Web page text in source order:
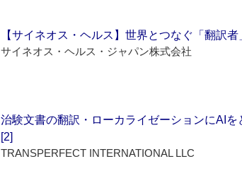
【サイネオス・ヘルス】世界とつなぐ「翻訳
サイネオス・ヘルス・ジャパン株式会社
治験文書の翻訳・ローカライゼーションにAI
[2]
TRANSPERFECT INTERNATIONAL LLC